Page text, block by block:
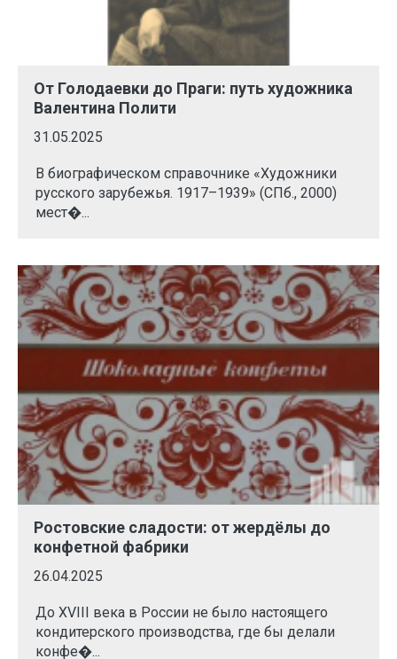
От Голодаевки до Праги: путь художника
Валентина Полити
31.05.2025
В биографическом справочнике «Художники
русского зарубежья. 1917–1939» (СПб., 2000)
мест�...
Ростовские сладости: от жердёлы до
конфетной фабрики
26.04.2025
До XVIII века в России не было настоящего
кондитерского производства, где бы делали
конфе�...